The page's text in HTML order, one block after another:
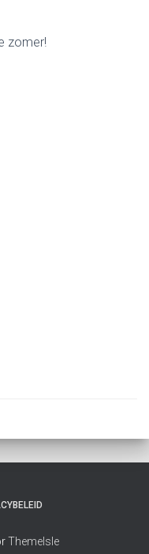
zomer!
ThemeIsle